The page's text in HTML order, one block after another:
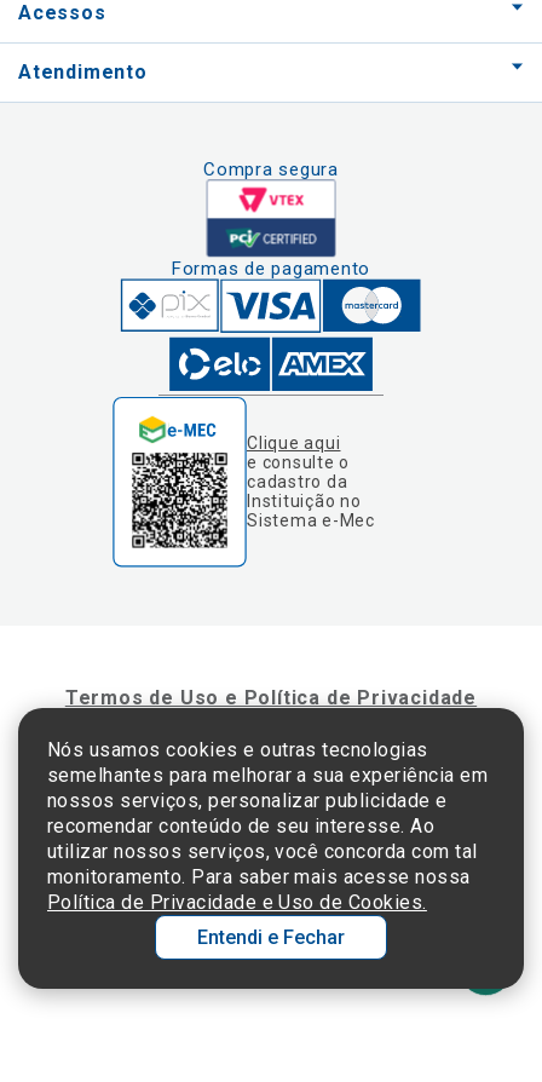
Acessos
Atendimento
Compra segura
Formas de pagamento
Clique aqui
e consulte o
cadastro da
Instituição no
Sistema e-Mec
Termos de Uso e Política de Privacidade
©2025 Einstein Hospital Israelita -TODOS OS DIREITOS RESERVADOS
CNPJ: 60.765.823/0001-30 - Endereço: Av. Albert Einstein, 627 - Morumbi - São
Paulo - SP - 05652-000
Nós usamos cookies e outras tecnologias
semelhantes para melhorar a sua experiência em
nossos serviços, personalizar publicidade e
recomendar conteúdo de seu interesse. Ao
utilizar nossos serviços, você concorda com tal
monitoramento. Para saber mais acesse nossa
Política de Privacidade e Uso de Cookies.
Entendi e Fechar